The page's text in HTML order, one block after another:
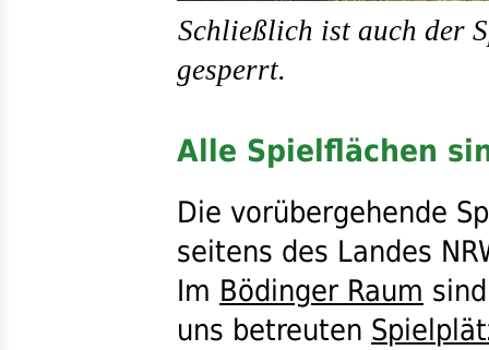
Schließlich ist auch der
gesperrt.
Alle Spielflächen
Die vorübergehende
seitens des Landes
Im Bödinger Raum
uns betreuten